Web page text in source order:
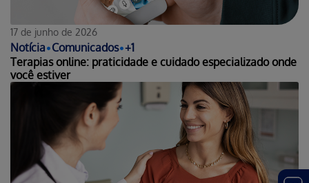
Notícia•Comunicados•+1
17 de junho de 2026
Terapias online: praticidade e cuidado especializado onde
você estiver